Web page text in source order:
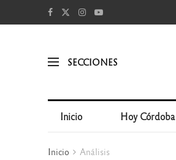
SECCIONES
Inicio Hoy Córdoba
Inicio Análisis